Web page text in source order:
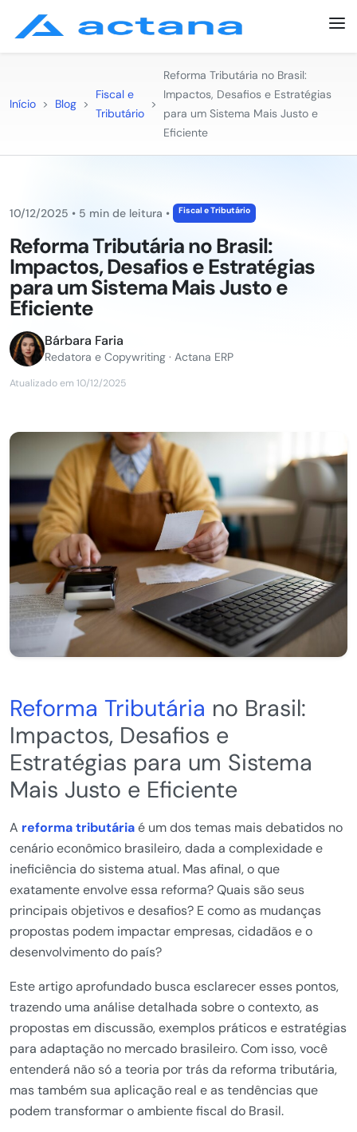
Início > Blog >
Fiscal e
Tributário
>
Reforma Tributária no Brasil:
Impactos, Desafios e Estratégias
para um Sistema Mais Justo e
Eficiente
10/12/2025 • 5 min de leitura • Fiscal e Tributário
Reforma Tributária no Brasil:
Impactos, Desafios e Estratégias
para um Sistema Mais Justo e
Eficiente
Bárbara Faria
Redatora e Copywriting · Actana ERP
Atualizado em 10/12/2025
Reforma Tributária no Brasil:
Impactos, Desafios e
Estratégias para um Sistema
Mais Justo e Eficiente
A reforma tributáriaé um dos temas mais debatidos no
cenário econômico brasileiro, dada a complexidade e
ineficiência do sistema atual. Mas afinal, o que
exatamente envolve essa reforma? Quais são seus
principais objetivos e desafios? E como as mudanças
propostas podem impactar empresas, cidadãos e o
desenvolvimento do país?
Este artigo aprofundado busca esclarecer esses pontos,
trazendo uma análise detalhada sobre o contexto, as
propostas em discussão, exemplos práticos e estratégias
para adaptação no mercado brasileiro. Com isso, você
entenderá não só a teoria por trás da reforma tributária,
mas também sua aplicação real e as tendências que
podem transformar o ambiente fiscal do Brasil.